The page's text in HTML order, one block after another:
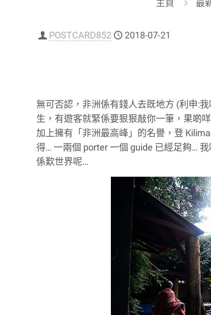
主頁 最
POSTCARD852 2018-07-21
無可否認，非洲係有錢人去既地方 (利申:
生，有遊客就緊係要狠狠敲你一筆，果啲
加上擁有「非洲最高峰」的名譽，登
得… 一兩個 porter 一個 guide 已經足夠…
係歎世界呢…